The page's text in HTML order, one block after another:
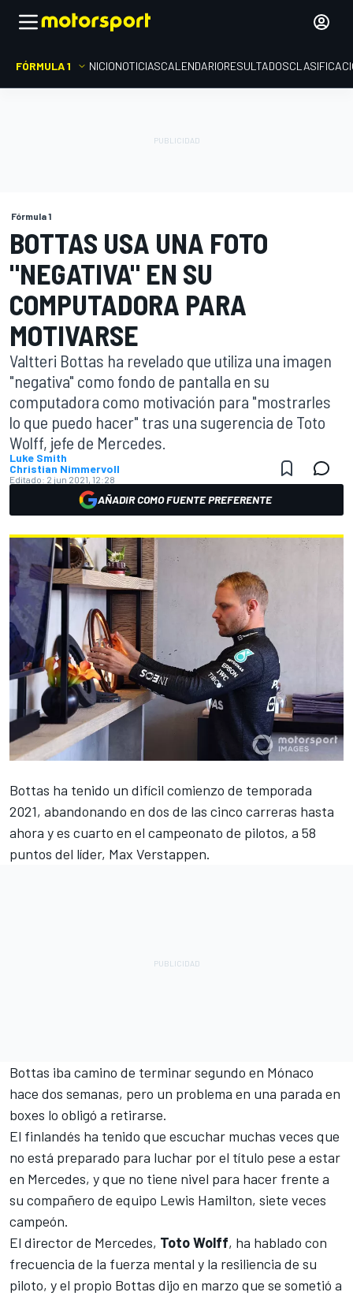
FÓRMULA 1 INICIONOTICIASCALENDARIORESULTADOS
Fórmula 1
BOTTAS USA UNA FOTO
"NEGATIVA" EN SU
COMPUTADORA PARA
MOTIVARSE
Valtteri Bottas ha revelado que utiliza una imagen
"negativa" como fondo de pantalla en su
computadora como motivación para "mostrarles
lo que puedo hacer" tras una sugerencia de Toto
Wolff, jefe de Mercedes.
Luke Smith
Christian Nimmervoll
Editado: 2 jun 2021, 12:28
AÑADIR COMO FUENTE PREFERENTE
Bottas ha tenido un difícil comienzo de temporada
2021, abandonando en dos de las cinco carreras hasta
ahora y es cuarto en el campeonato de pilotos, a 58
puntos del líder, Max Verstappen.
Bottas iba camino de terminar segundo en Mónaco
hace dos semanas, pero un problema en una parada en
boxes lo obligó a retirarse.
El finlandés ha tenido que escuchar muchas veces que
no está preparado para luchar por el título pese a estar
en Mercedes, y que no tiene nivel para hacer frente a
su compañero de equipo Lewis Hamilton, siete veces
campeón.
El director de Mercedes, Toto Wolff, ha hablado con
frecuencia de la fuerza mental y la resiliencia de su
piloto, y el propio Bottas dijo en marzo que se sometió a